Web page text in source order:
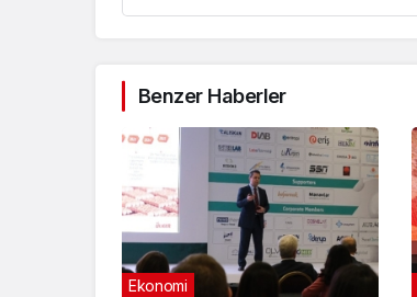
Benzer Haberler
Ekonomi